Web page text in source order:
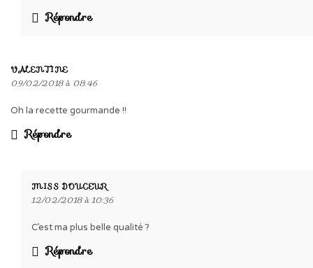
Répondre
VALENTINE
09/02/2018 à 08:46
Oh la recette gourmande !!
Répondre
MISS DOUCEUR
12/02/2018 à 10:36
C’est ma plus belle qualité ?
Répondre